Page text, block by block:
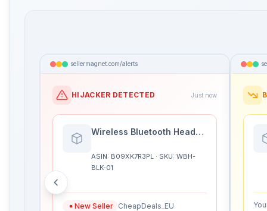
sellermagnet.com/alerts
HIJACKER DETECTED Just now
Wireless Bluetooth Headphones
ASIN: B09XK7R3PL · SKU: WBH-
BLK-01
New Seller CheapDeals_EU